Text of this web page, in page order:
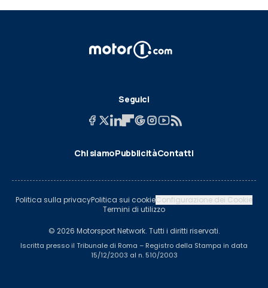
Seguici
Chi siamoPubblicitàContatti
Politica sulla privacyPolitica sui cookieConfigurazione dei Cookie
Termini di utilizzo
© 2026 Motorsport Network. Tutti i diritti riservati.
Iscritta presso il Tribunale di Roma – Registro della Stampa in data
15/12/2003 al n. 510/2003